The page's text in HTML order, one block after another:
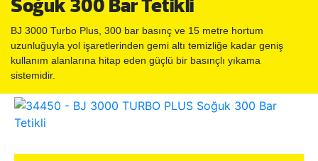
Soğuk 300 Bar Tetikli
BJ 3000 Turbo Plus, 300 bar basınç ve 15 metre hortum
uzunluğuyla yol işaretlerinden gemi altı temizliğe kadar geniş
kullanım alanlarına hitap eden güçlü bir basınçlı yıkama
sistemidir.